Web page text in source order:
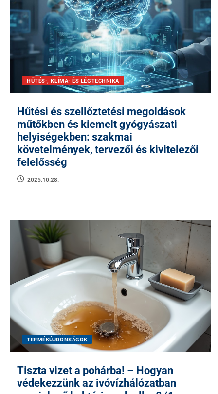
HŰTÉS-, KLÍMA- ÉS LÉGTECHNIKA
Hűtési és szellőztetési megoldások
műtőkben és kiemelt gyógyászati
helyiségekben: szakmai
követelmények, tervezői és kivitelezői
felelősség
2025.10.28.
TERMÉKÚJDONSÁGOK
Tiszta vizet a pohárba! – Hogyan
védekezzünk az ivóvízhálózatban